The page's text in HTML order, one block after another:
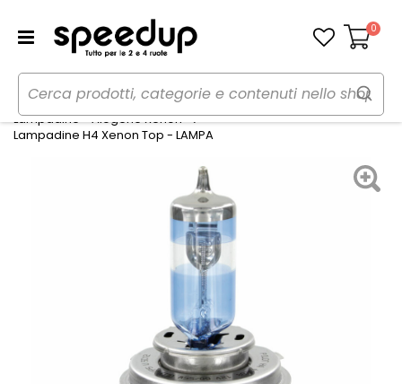
Carrello
0
Home Auto
Illuminazione
Lampadine - Alogene Xenon
Lampadine H4 Xenon Top - LAMPA